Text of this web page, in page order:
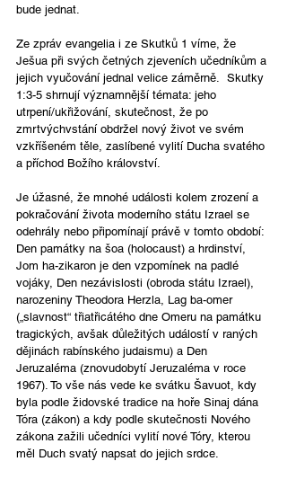
bude jednat.
Ze zpráv evangelia i ze Skutků 1 víme, že
Ješua při svých četných zjeveních učedníkům a
jejich vyučování jednal velice záměrně.  Skutky
1:3-5 shrnují významnější témata: jeho
utrpení/ukřižování, skutečnost, že po
zmrtvýchvstání obdržel nový život ve svém
vzkříšeném těle, zaslíbené vylití Ducha svatého
a příchod Božího království.
Je úžasné, že mnohé události kolem zrození a
pokračování života moderního státu Izrael se
odehrály nebo připomínají právě v tomto období:
Den památky na šoa (holocaust) a hrdinství,
Jom ha-zikaron je den vzpomínek na padlé
vojáky, Den nezávislosti (obroda státu Izrael),
narozeniny Theodora Herzla, Lag ba-omer
(„slavnost“ třiatřicátého dne Omeru na památku
tragických, avšak důležitých událostí v raných
dějinách rabínského judaismu) a Den
Jeruzaléma (znovudobytí Jeruzaléma v roce
1967). To vše nás vede ke svátku Šavuot, kdy
byla podle židovské tradice na hoře Sinaj dána
Tóra (zákon) a kdy podle skutečnosti Nového
zákona zažili učedníci vylití nové Tóry, kterou
měl Duch svatý napsat do jejich srdce.